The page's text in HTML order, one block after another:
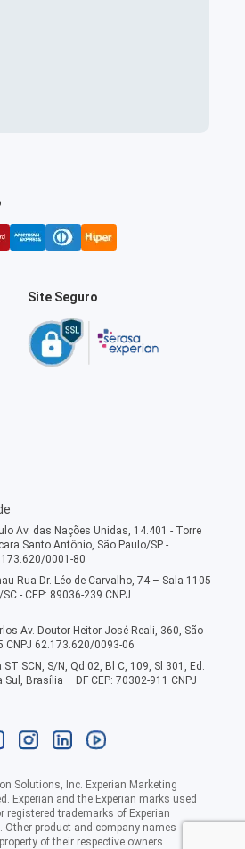
Site Seguro
Av. das Nações Unidas, 14.401 - Torre
Santo Antônio, São Paulo/SP -
0001-80
Rua Dr. Léo de Carvalho, 74 – Sala 1105
- CEP: 89036-239 CNPJ
Av. Doutor Heitor José Reali, 360, São
CNPJ 62.173.620/0093-06
SCN, S/N, Qd 02, Bl C, 109, Sl 301, Ed.
Brasília – DF CEP: 70302-911 CNPJ
Solutions, Inc. Experian Marketing
Experian and the Experian marks used
registered trademarks of Experian
product and company names
of their respective owners.